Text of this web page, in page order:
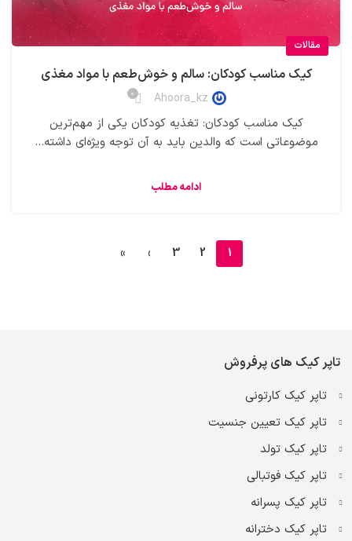
مقالات
کیک‌ مناسب کودکان: سالم و خوش‌طعم با مواد مغذی
Ahoora_kz
0
کیک‌ مناسب کودکان: تغذیه کودکان یکی از مهم‌ترین
موضوعاتی است که والدین باید به آن توجه ویژه‌ای داشته...
ادامه مطلب
1
2
3
›
»
تاپر کیک های پرفروش
تاپر کیک کارتونی
تاپر کیک تعیین جنسیت
تاپر کیک تولد
تاپر کیک فوتبالی
تاپر کیک پسرانه
تاپر کیک دخترانه